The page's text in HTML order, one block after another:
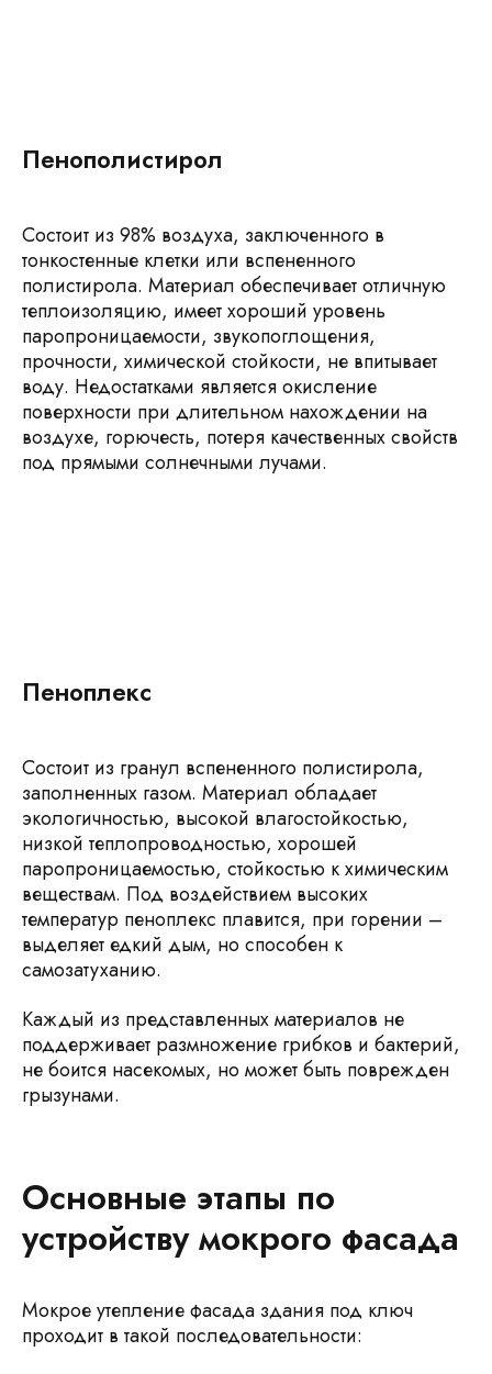
Пенополистирол
Состоит из 98% воздуха, заключенного в
тонкостенные клетки или вспененного
полистирола. Материал обеспечивает отличную
теплоизоляцию, имеет хороший уровень
паропроницаемости, звукопоглощения,
прочности, химической стойкости, не впитывает
воду. Недостатками является окисление
поверхности при длительном нахождении на
воздухе, горючесть, потеря качественных свойств
под прямыми солнечными лучами.
Пеноплекс
Состоит из гранул вспененного полистирола,
заполненных газом. Материал обладает
экологичностью, высокой влагостойкостью,
низкой теплопроводностью, хорошей
паропроницаемостью, стойкостью к химическим
веществам. Под воздействием высоких
температур пеноплекс плавится, при горении –
выделяет едкий дым, но способен к
самозатуханию.
Каждый из представленных материалов не
поддерживает размножение грибков и бактерий,
не боится насекомых, но может быть поврежден
грызунами.
Основные этапы по
устройству мокрого фасада
Мокрое утепление фасада здания под ключ
проходит в такой последовательности: